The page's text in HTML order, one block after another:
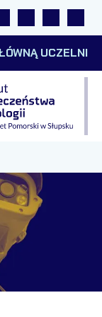
Linki Wyszukiwarka
Tłumacz
UCZELNI